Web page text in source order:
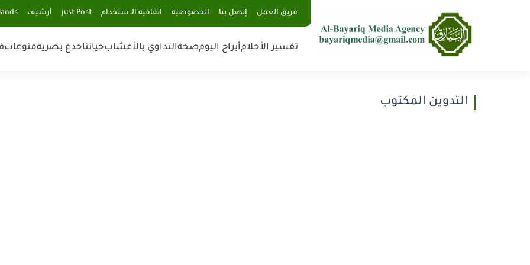
فريق العمل إتصل بنا الخصوصية اتفاقية الاستخدام just Post أرشيف
تفسير الأحلامأبراج اليومصحةالتداوي بالأعشابحياتناخدع بصريةمنوعات
التدوين المكتوب